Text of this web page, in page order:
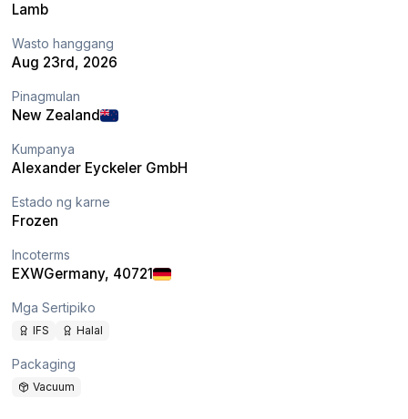
Lamb
Wasto hanggang
Aug 23rd, 2026
Pinagmulan
New Zealand
Kumpanya
Alexander Eyckeler GmbH
Estado ng karne
Frozen
Incoterms
EXWGermany, 40721
Mga Sertipiko
IFS Halal
Packaging
Vacuum